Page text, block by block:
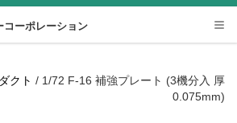
コーポレーション
クト / 1/72 F-16 補強プレート (3機分入 厚
0.075mm)